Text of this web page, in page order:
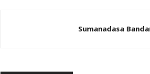
Sumanadasa